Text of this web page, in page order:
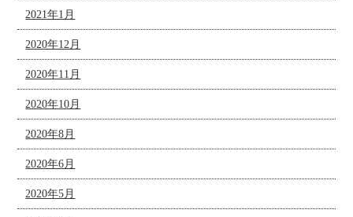
2021年1月
2020年12月
2020年11月
2020年10月
2020年8月
2020年6月
2020年5月